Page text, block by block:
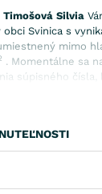
Timošová Silvia
Svinica s
mimo
. Momentálne sa
súpisného
prípojky k
Pre bližšie
Ing. Timošová